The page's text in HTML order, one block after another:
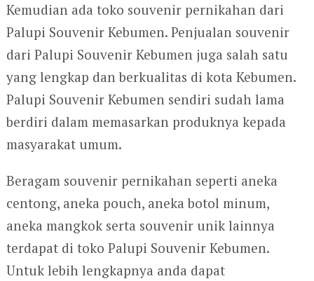
Kemudian ada toko souvenir pernikahan dari
Palupi Souvenir Kebumen. Penjualan souvenir
dari Palupi Souvenir Kebumen juga salah satu
yang lengkap dan berkualitas di kota Kebumen.
Palupi Souvenir Kebumen sendiri sudah lama
berdiri dalam memasarkan produknya kepada
masyarakat umum.
Beragam souvenir pernikahan seperti aneka
centong, aneka pouch, aneka botol minum,
aneka mangkok serta souvenir unik lainnya
terdapat di toko Palupi Souvenir Kebumen.
Untuk lebih lengkapnya anda dapat